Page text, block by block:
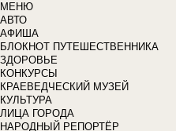
МЕНЮ
АВТО
АФИША
БЛОКНОТ ПУТЕШЕСТВЕННИКА
ЗДОРОВЬЕ
КОНКУРСЫ
КРАЕВЕДЧЕСКИЙ МУЗЕЙ
КУЛЬТУРА
ЛИЦА ГОРОДА
НАРОДНЫЙ РЕПОРТЁР